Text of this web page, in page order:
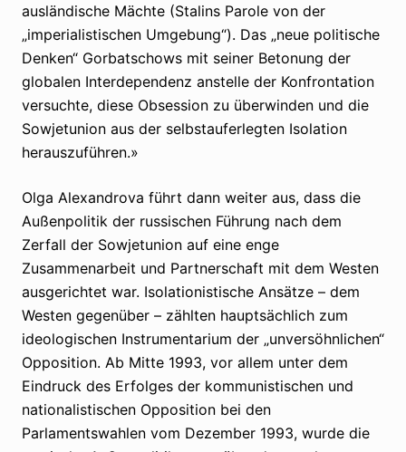
ausländische Mächte (Stalins Parole von der
„imperialistischen Umgebung“). Das „neue politische
Denken“ Gorbatschows mit seiner Betonung der
globalen Interdependenz anstelle der Konfrontation
versuchte, diese Obsession zu überwinden und die
Sowjetunion aus der selbstauferlegten Isolation
herauszuführen.»
Olga Alexandrova führt dann weiter aus, dass die
Außenpolitik der russischen Führung nach dem
Zerfall der Sowjetunion auf eine enge
Zusammenarbeit und Partnerschaft mit dem Westen
ausgerichtet war. Isolationistische Ansätze – dem
Westen gegenüber – zählten hauptsächlich zum
ideologischen Instrumentarium der „unversöhnlichen“
Opposition. Ab Mitte 1993, vor allem unter dem
Eindruck des Erfolges der kommunistischen und
nationalistischen Opposition bei den
Parlamentswahlen vom Dezember 1993, wurde die